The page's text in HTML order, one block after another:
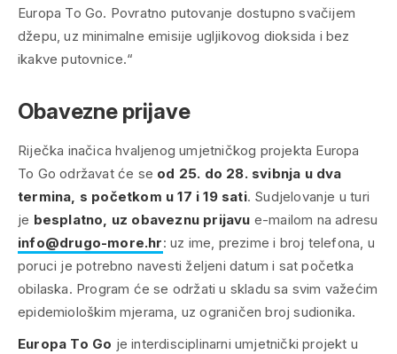
Europa To Go. Povratno putovanje dostupno svačijem
džepu, uz minimalne emisije ugljikovog dioksida i bez
ikakve putovnice.“
Obavezne prijave
Riječka inačica hvaljenog umjetničkog projekta Europa
To Go održavat će se od 25. do 28. svibnja u dva
termina, s početkom u 17 i 19 sati. Sudjelovanje u turi
je besplatno, uz obaveznu prijavu e-mailom na adresu
info@drugo-more.hr: uz ime, prezime i broj telefona, u
poruci je potrebno navesti željeni datum i sat početka
obilaska. Program će se održati u skladu sa svim važećim
epidemiološkim mjerama, uz ograničen broj sudionika.
Europa To Go je interdisciplinarni umjetnički projekt u